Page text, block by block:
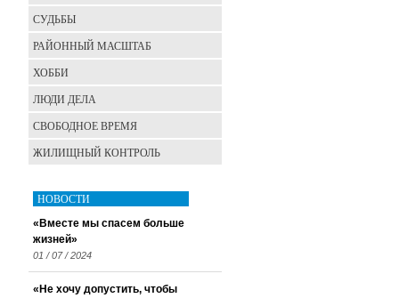
СУДЬБЫ
РАЙОННЫЙ МАСШТАБ
ХОББИ
ЛЮДИ ДЕЛА
СВОБОДНОЕ ВРЕМЯ
ЖИЛИЩНЫЙ КОНТРОЛЬ
НОВОСТИ
«Вместе мы спасем больше
жизней»
01 / 07 / 2024
«Не хочу допустить, чтобы